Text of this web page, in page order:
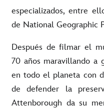
especializados, entre
de National Geographic
Después de filmar el
70 años maravillando a
en todo el planeta con
de defender la
Attenborough da su